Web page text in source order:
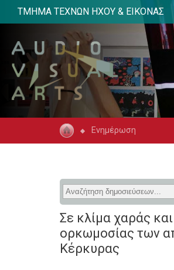
ΤΜΗΜΑ ΤΕΧΝΩΝ ΗΧΟΥ & ΕΙΚΟΝΑΣ
Ενημέρωση
Σε κλίμα χαράς
ορκωμοσίας των
Κέρκυρας